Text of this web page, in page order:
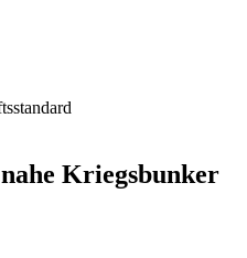
nahe Kriegsbunker